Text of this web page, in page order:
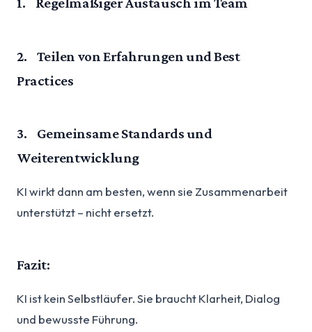
2. Teilen von Erfahrungen und Best
Practices
3. Gemeinsame Standards und
Weiterentwicklung
KI wirkt dann am besten, wenn sie Zusammenarbeit
unterstützt – nicht ersetzt.
Fazit:
KI ist kein Selbstläufer. Sie braucht Klarheit, Dialog
und bewusste Führung.